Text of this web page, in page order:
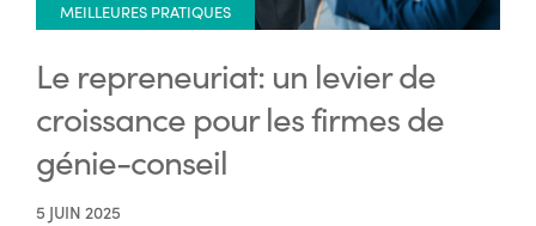
MEILLEURES PRATIQUES
Le repreneuriat: un levier de
croissance pour les firmes de
génie-conseil
5 JUIN 2025